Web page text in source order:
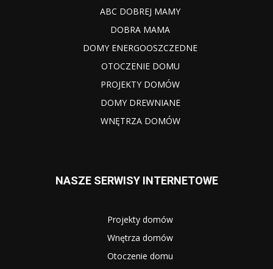
ABC DOBREJ MAMY
DOBRA MAMA
DOMY ENERGOOSZCZEDNE
OTOCZENIE DOMU
PROJEKTY DOMÓW
DOMY DREWNIANE
WNĘTRZA DOMÓW
NASZE SERWISY INTERNETOWE
Projekty domów
Wnętrza domów
Otoczenie domu